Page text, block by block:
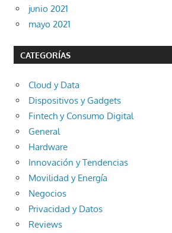
junio 2021
mayo 2021
CATEGORÍAS
Cloud y Data
Dispositivos y Gadgets
Fintech y Consumo Digital
General
Hardware
Innovación y Tendencias
Movilidad y Energía
Negocios
Privacidad y Datos
Reviews